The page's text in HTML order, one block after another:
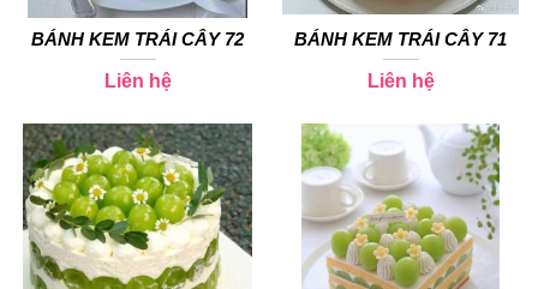
BÁNH KEM TRÁI CÂY 72
Liên hệ
BÁNH KEM TRÁI CÂY 71
Liên hệ